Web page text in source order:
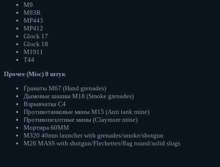
M9
M93R
MP443
MP412
Glock 17
Glock 18
M1911
T44
Прочее (Misc) 8 штук
Гранаты M67 (Hand grenades)
Дымовые шашки M18 (Smoke grenades)
Взрывчатка C4
Противотанковые мины M15 (Anti tank mine)
Противопехотные мины (Claymore mine)
Мортира 60MM
M320 40mm launcher with grenades/smoke/shotgun
M26 MASS with shotgun/Flechettes/flag round/solid slugs